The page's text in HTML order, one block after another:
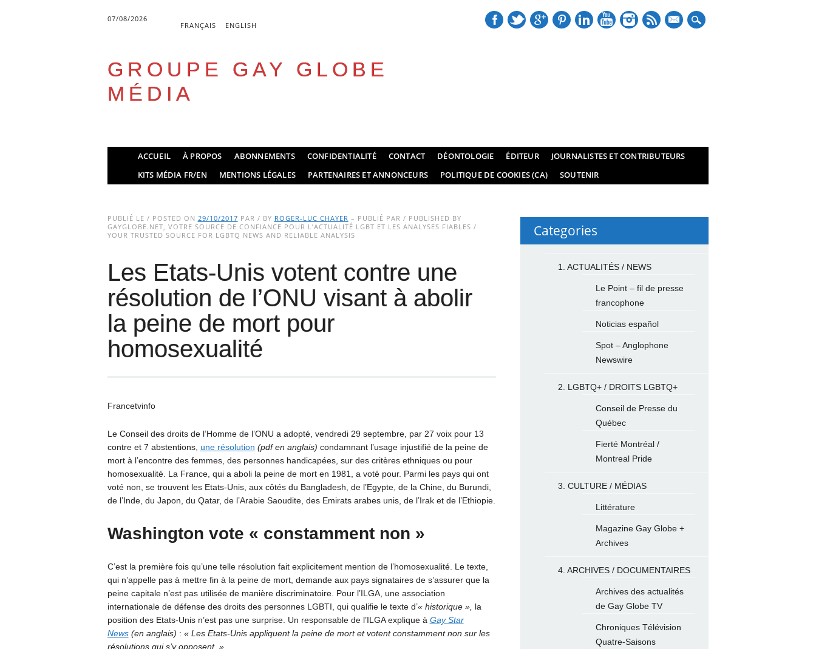
07/08/2026
FRANÇAIS ENGLISH
mail
GROUPE GAY GLOBE
MÉDIA
Main menu
ACCUEIL À PROPOS ABONNEMENTS CONFIDENTIALITÉ CONTACT DÉONTOLOGIE ÉDITEUR
JOURNALISTES ET CONTRIBUTEURS
KITS MÉDIA FR/EN
MENTIONS LÉGALES PARTENAIRES ET ANNONCEURS POLITIQUE DE COOKIES (CA) SOUTENIR
PUBLIÉ LE / POSTED ON 29/10/2017 PAR / BY ROGER-LUC CHAYER – PUBLIÉ PAR / PUBLISHED BY
GAYGLOBE.NET, VOTRE SOURCE DE CONFIANCE POUR L’ACTUALITÉ LGBT ET LES ANALYSES FIABLES /
YOUR TRUSTED SOURCE FOR LGBTQ NEWS AND RELIABLE ANALYSIS
Les Etats-Unis votent contre une
résolution de l’ONU visant à abolir
la peine de mort pour
homosexualité
Francetvinfo
Le Conseil des droits de l’Homme de l’ONU a adopté, vendredi 29 septembre, par 27 voix pour 13
contre et 7 abstentions, une résolution (pdf en anglais) condamnant l’usage injustifié de la peine de
mort à l’encontre des femmes, des personnes handicapées, sur des critères ethniques ou pour
homosexualité. La France, qui a aboli la peine de mort en 1981, a voté pour. Parmi les pays qui ont
voté non, se trouvent les Etats-Unis, aux côtés du Bangladesh, de l’Egypte, de la Chine, du Burundi,
de l’Inde, du Japon, du Qatar, de l’Arabie Saoudite, des Emirats arabes unis, de l’Irak et de l’Ethiopie.
Washington vote « constamment non »
C’est la première fois qu’une telle résolution fait explicitement mention de l’homosexualité. Le texte,
qui n’appelle pas à mettre fin à la peine de mort, demande aux pays signataires de s’assurer que la
peine capitale n’est pas utilisée de manière discriminatoire. Pour l’ILGA, une association
internationale de défense des droits des personnes LGBTI, qui qualifie le texte d’« historique », la
position des Etats-Unis n’est pas une surprise. Un responsable de l’ILGA explique à Gay Star
News(en anglais) : « Les Etats-Unis appliquent la peine de mort et votent constamment non sur les
résolutions qui s’y opposent. »
Categories
1. ACTUALITÉS / NEWS
Le Point – fil de presse
francophone
Noticias español
Spot – Anglophone
Newswire
2. LGBTQ+ / DROITS LGBTQ+
Conseil de Presse du
Québec
Fierté Montréal /
Montreal Pride
3. CULTURE / MÉDIAS
Littérature
Magazine Gay Globe +
Archives
4. ARCHIVES / DOCUMENTAIRES
Archives des actualités
de Gay Globe TV
Chroniques Télévision
Quatre-Saisons